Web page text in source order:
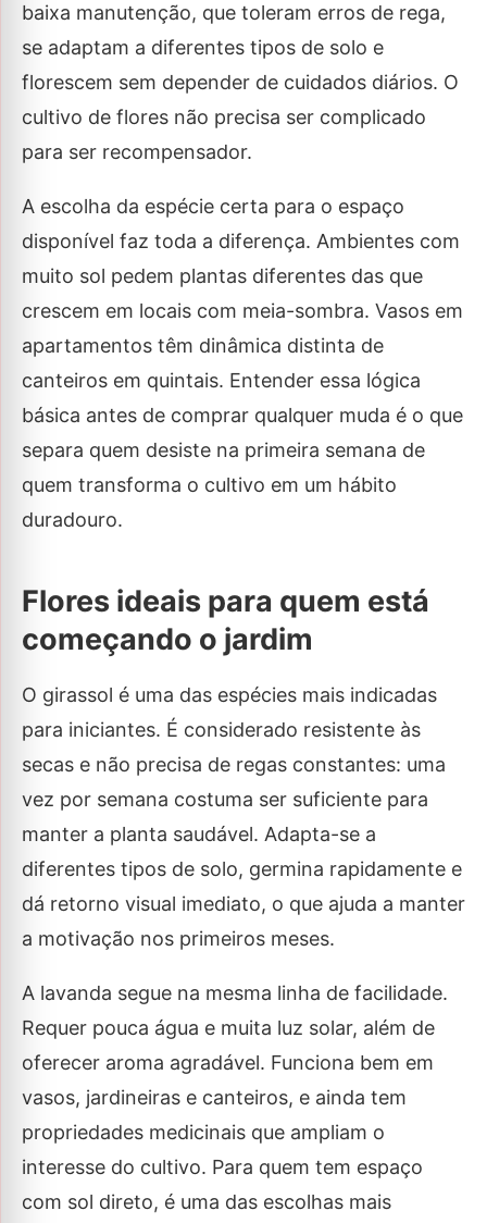
baixa manutenção, que toleram erros de rega,
se adaptam a diferentes tipos de solo e
florescem sem depender de cuidados diários. O
cultivo de flores não precisa ser complicado
para ser recompensador.
A escolha da espécie certa para o espaço
disponível faz toda a diferença. Ambientes com
muito sol pedem plantas diferentes das que
crescem em locais com meia-sombra. Vasos em
apartamentos têm dinâmica distinta de
canteiros em quintais. Entender essa lógica
básica antes de comprar qualquer muda é o que
separa quem desiste na primeira semana de
quem transforma o cultivo em um hábito
duradouro.
Flores ideais para quem está
começando o jardim
O girassol é uma das espécies mais indicadas
para iniciantes. É considerado resistente às
secas e não precisa de regas constantes: uma
vez por semana costuma ser suficiente para
manter a planta saudável. Adapta-se a
diferentes tipos de solo, germina rapidamente e
dá retorno visual imediato, o que ajuda a manter
a motivação nos primeiros meses.
A lavanda segue na mesma linha de facilidade.
Requer pouca água e muita luz solar, além de
oferecer aroma agradável. Funciona bem em
vasos, jardineiras e canteiros, e ainda tem
propriedades medicinais que ampliam o
interesse do cultivo. Para quem tem espaço
com sol direto, é uma das escolhas mais